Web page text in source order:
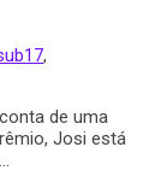
,
de uma
Josi está